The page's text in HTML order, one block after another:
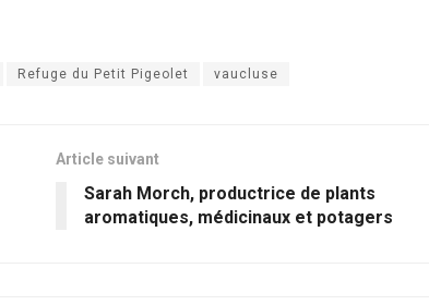
Refuge du Petit Pigeolet vaucluse
Article suivant
Sarah Morch, productrice de plants
aromatiques, médicinaux et potagers